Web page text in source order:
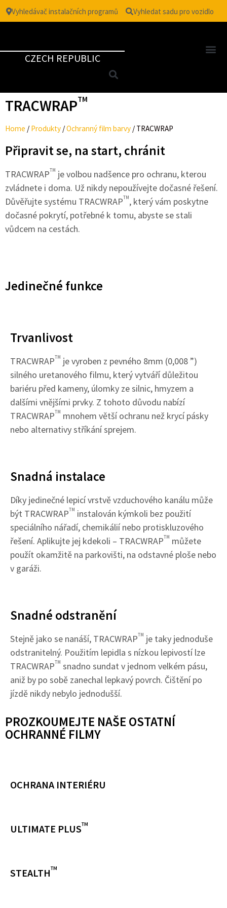
Vyhledávač instalačních programů Vyhledat sadu pro vozidlo
CZECH REPUBLIC
TRACWRAPTM
Home / Produkty /Ochranný film barvy / TRACWRAP
Připravit se, na start, chránit
TRACWRAPTM je volbou nadšence pro ochranu, kterou
zvládnete i doma. Už nikdy nepoužívejte dočasné řešení.
Důvěřujte systému TRACWRAPTM, který vám poskytne
dočasné pokrytí, potřebné k tomu, abyste se stali
vůdcem na cestách.
Jedinečné funkce
Trvanlivost
TRACWRAPTM je vyroben z pevného 8mm (0,008 ”)
silného uretanového filmu, který vytváří důležitou
bariéru před kameny, úlomky ze silnic, hmyzem a
dalšími vnějšími prvky. Z tohoto důvodu nabízí
TRACWRAPTM mnohem větší ochranu než krycí pásky
nebo alternativy stříkání sprejem.
Snadná instalace
Díky jedinečné lepicí vrstvě vzduchového kanálu může
být TRACWRAPTM instalován kýmkoli bez použití
speciálního nářadí, chemikálií nebo protiskluzového
řešení. Aplikujte jej kdekoli – TRACWRAPTM můžete
použít okamžitě na parkovišti, na odstavné ploše nebo
v garáži.
Snadné odstranění
Stejně jako se nanáší, TRACWRAPTM je taky jednoduše
odstranitelný. Použitím lepidla s nízkou lepivostí lze
TRACWRAPTM snadno sundat v jednom velkém pásu,
aniž by po sobě zanechal lepkavý povrch. Čištění po
jízdě nikdy nebylo jednodušší.
PROZKOUMEJTE NAŠE OSTATNÍ
OCHRANNÉ FILMY
OCHRANA INTERIÉRU
ULTIMATE PLUSTM
STEALTHTM